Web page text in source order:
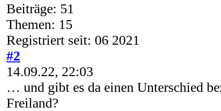
Beiträge: 51
Themen: 15
Registriert seit: 06 2021
#2
14.09.22, 22:03
… und gibt es da einen Unterschied
Freiland?